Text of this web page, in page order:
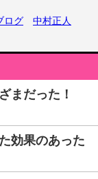
ログ 中村正人
まだった！
効果のあった